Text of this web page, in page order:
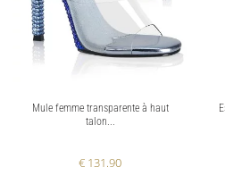
Mule femme transparente à haut
talon...
€ 131.90